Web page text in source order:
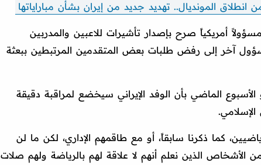
المونديال.. تهديد جديد من إيران بشأن مباراياتها
أمريكياً صرح بإصدار تأشيرات للاعبين والمدربين
آخر إلى رفض طلبات بعض المتقدمين المرتبطين ببعثة
الماضي بأن الوفد الإيراني سيخضع لمراقبة دقيقة
كما ذكرنا سابقاً، أو مع طاقمهم الإداري، لكن ما لن
الذين نعلم أنهم لا علاقة لهم بالرياضة ولهم صلات